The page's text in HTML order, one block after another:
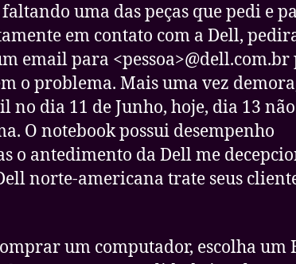
uma das peças que pedi e
em contato com a Dell,
email para <pessoa>@dell.com.br
o problema. Mais uma vez
no dia 11 de Junho, hoje, dia 13
O notebook possui desempenho
o antedimento da Dell me
norte-americana trate seus
um computador, escolha um